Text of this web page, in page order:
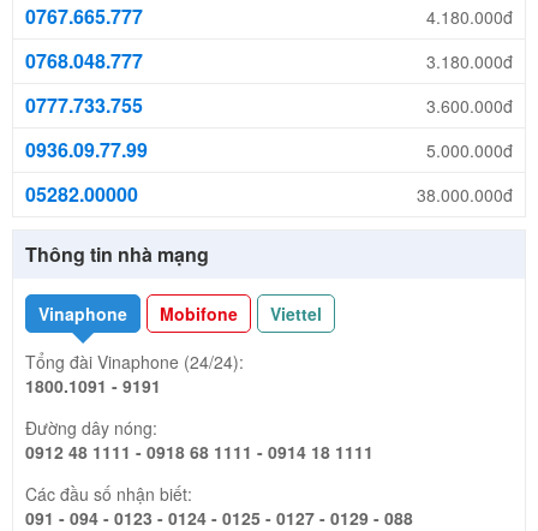
0767.665.777 4.180.000đ
0768.048.777 3.180.000đ
0777.733.755 3.600.000đ
0936.09.77.99 5.000.000đ
05282.00000 38.000.000đ
Thông tin nhà mạng
Vinaphone Mobifone
Viettel
Tổng đài Vinaphone (24/24):
1800.1091 - 9191
Đường dây nóng:
0912 48 1111 - 0918 68 1111 - 0914 18 1111
Các đầu số nhận biết:
091 - 094 - 0123 - 0124 - 0125 - 0127 - 0129 - 088